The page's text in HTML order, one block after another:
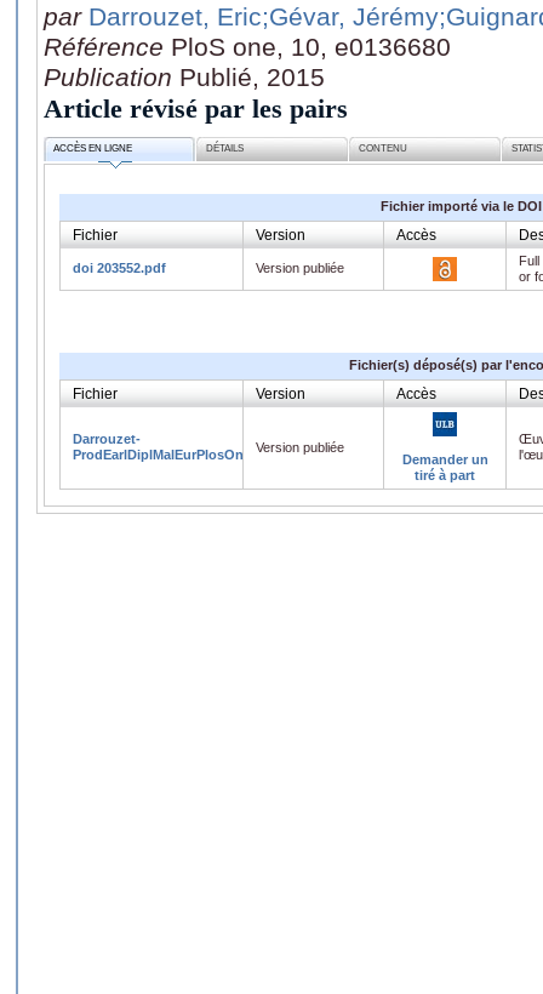
par Darrouzet, Eric;Gévar, Jérémy
Référence PloS one, 10, e0136680
Publication Publié, 2015
Article révisé par les pairs
ACCÈS EN LIGNE DÉTAILS CONTENU
Fichier importé via le DOI
Fichier Version Accès
doi 203552.pdf Version publiée
or
Fichier(s) déposé(s) par
Fichier Version Accès
Darrouzet-
ProdEarlDiplMalEurPlosOne2015.pdf
Version publiée
Demander un
tiré à part